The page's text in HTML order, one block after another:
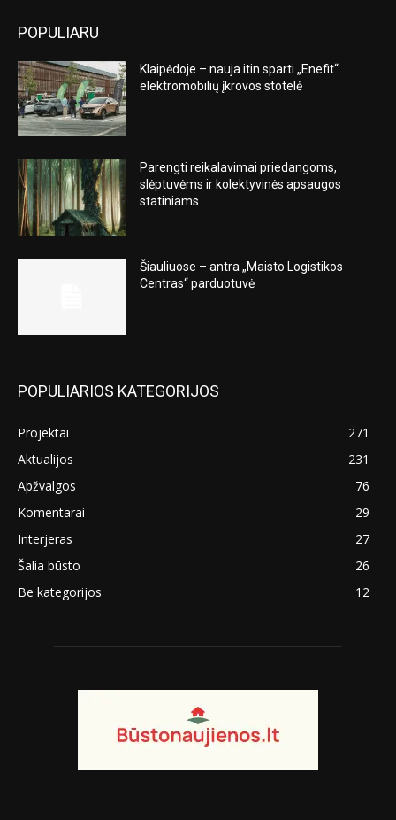
POPULIARU
Klaipėdoje – nauja itin sparti „Enefit“
elektromobilių įkrovos stotelė
Parengti reikalavimai priedangoms,
slėptuvėms ir kolektyvinės apsaugos
statiniams
Šiauliuose – antra „Maisto Logistikos
Centras“ parduotuvė
POPULIARIOS KATEGORIJOS
Projektai
271
Aktualijos
231
Apžvalgos
76
Komentarai
29
Interjeras
27
Šalia būsto
26
Be kategorijos
12